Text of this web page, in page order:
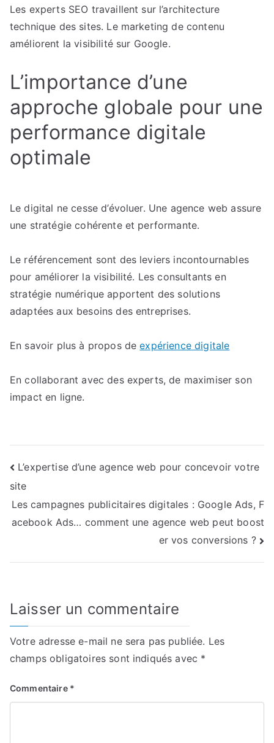
Les experts SEO travaillent sur l’architecture
technique des sites. Le marketing de contenu
améliorent la visibilité sur Google.
L’importance d’une
approche globale pour une
performance digitale
optimale
Le digital ne cesse d’évoluer. Une agence web assure
une stratégie cohérente et performante.
Le référencement sont des leviers incontournables
pour améliorer la visibilité. Les consultants en
stratégie numérique apportent des solutions
adaptées aux besoins des entreprises.
En savoir plus à propos deexpérience digitale
En collaborant avec des experts, de maximiser son
impact en ligne.
Navigation
de
l’article
L’expertise d’une agence web pour concevoir votre
site
Les campagnes publicitaires digitales : Google Ads, F
acebook Ads… comment une agence web peut boost
er vos conversions ?
Laisser un commentaire
Votre adresse e-mail ne sera pas publiée. Les
champs obligatoires sont indiqués avec *
Commentaire *